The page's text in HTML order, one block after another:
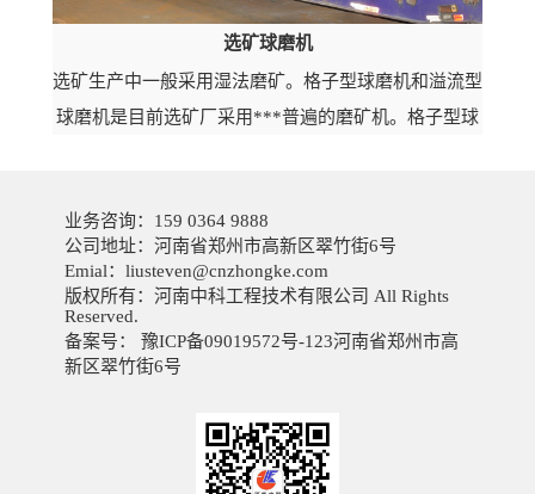
选矿球磨机
选矿生产中一般采用湿法磨矿。格子型球磨机和溢流型
球磨机是目前选矿厂采用***普遍的磨矿机。格子型球
业务咨询： 159 0364 9888
公司地址：河南省郑州市高新区翠竹街6号
Emial： liusteven@cnzhongke.com
版权所有：河南中科工程技术有限公司 All Rights
Reserved.
备案号：
豫ICP备09019572号-123河南省郑州市高
新区翠竹街6号